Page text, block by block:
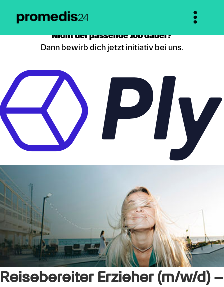
Nicht der passende Job dabei?
Dann bewirb dich jetzt initiativbei uns.
Reisebereiter Erzieher (m/w/d) –